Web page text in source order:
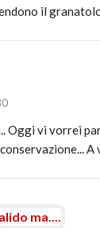
il
Oggi vi vorrei
ma....